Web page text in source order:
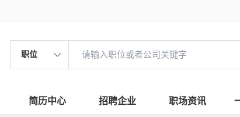
职位
简历中心 招聘企业 职场资讯